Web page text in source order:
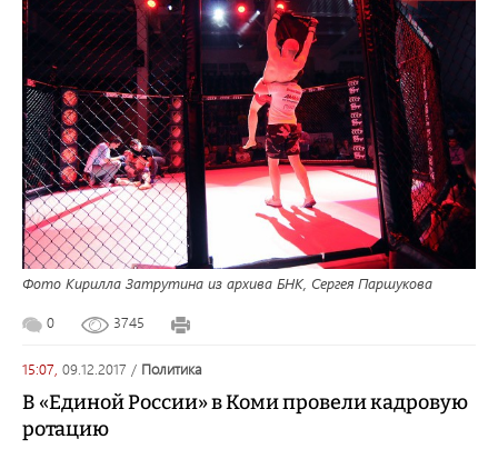
Фото Кирилла Затрутина из архива БНК, Сергея Паршукова
0 3745
15:07, 09.12.2017 / политика
В «Единой России» в Коми провели кадровую
ротацию